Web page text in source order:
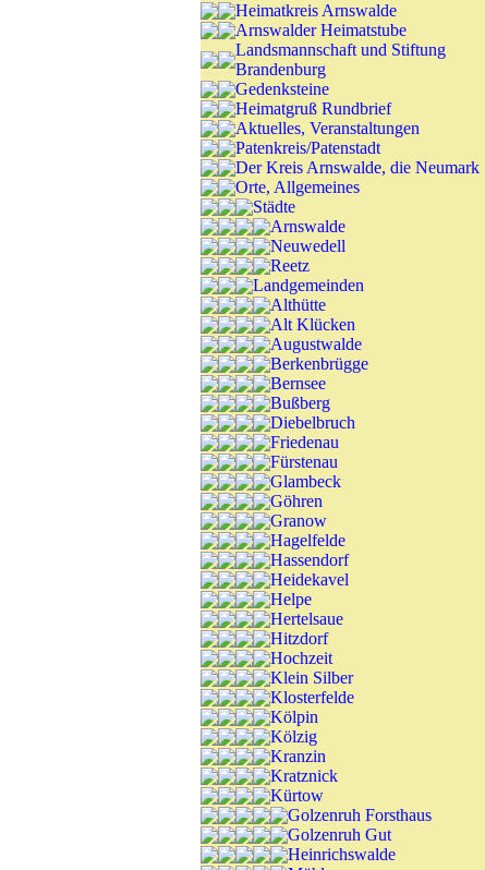
Heimatkreis Arnswalde
Arnswalder Heimatstube
Landsmannschaft und Stiftung
Brandenburg
Gedenksteine
Heimatgruß Rundbrief
Aktuelles, Veranstaltungen
Patenkreis/Patenstadt
Der Kreis Arnswalde, die Neumark
Orte, Allgemeines
Städte
Arnswalde
Neuwedell
Reetz
Landgemeinden
Althütte
Alt Klücken
Augustwalde
Berkenbrügge
Bernsee
Bußberg
Diebelbruch
Friedenau
Fürstenau
Glambeck
Göhren
Granow
Hagelfelde
Hassendorf
Heidekavel
Helpe
Hertelsaue
Hitzdorf
Hochzeit
Klein Silber
Klosterfelde
Kölpin
Kölzig
Kranzin
Kratznick
Kürtow
Golzenruh Forsthaus
Golzenruh Gut
Heinrichswalde